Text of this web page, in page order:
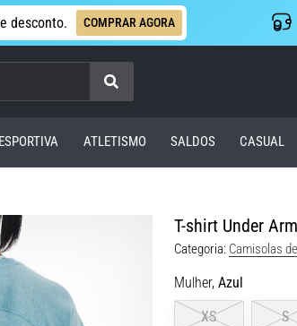
desconto. COMPRAR AGORA
Procurar
ATLETISMO SALDOS CASUAL
T-shirt Under
Categoria: Camisolas
Mulher, Azul
XS
S